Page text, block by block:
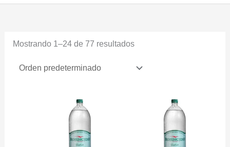
Mostrando 1–24 de 77 resultados